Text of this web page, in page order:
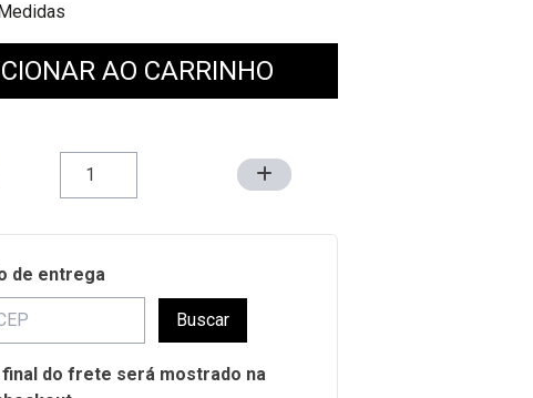
de Medidas
AO CARRINHO
de entrega
Buscar
do frete será mostrado na